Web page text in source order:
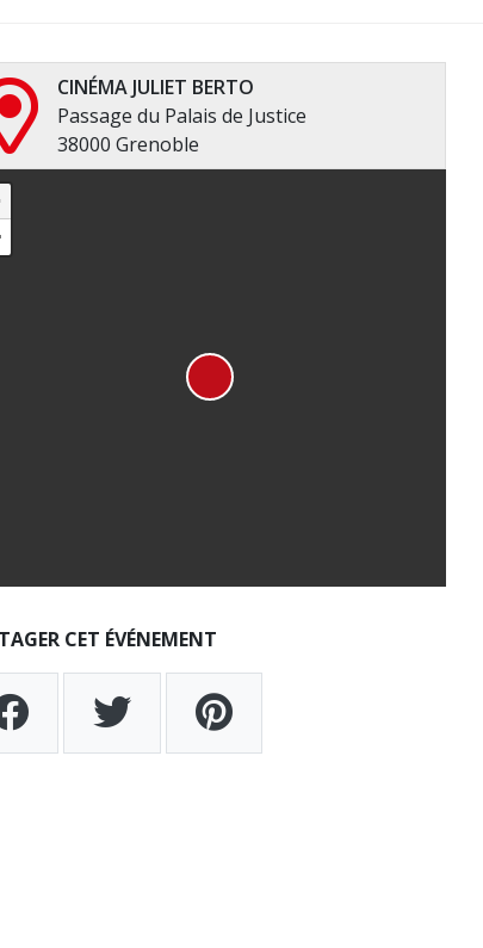
CINÉMA JULIET BERTO
Passage du Palais de Justice
38000 Grenoble
CET ÉVÉNEMENT